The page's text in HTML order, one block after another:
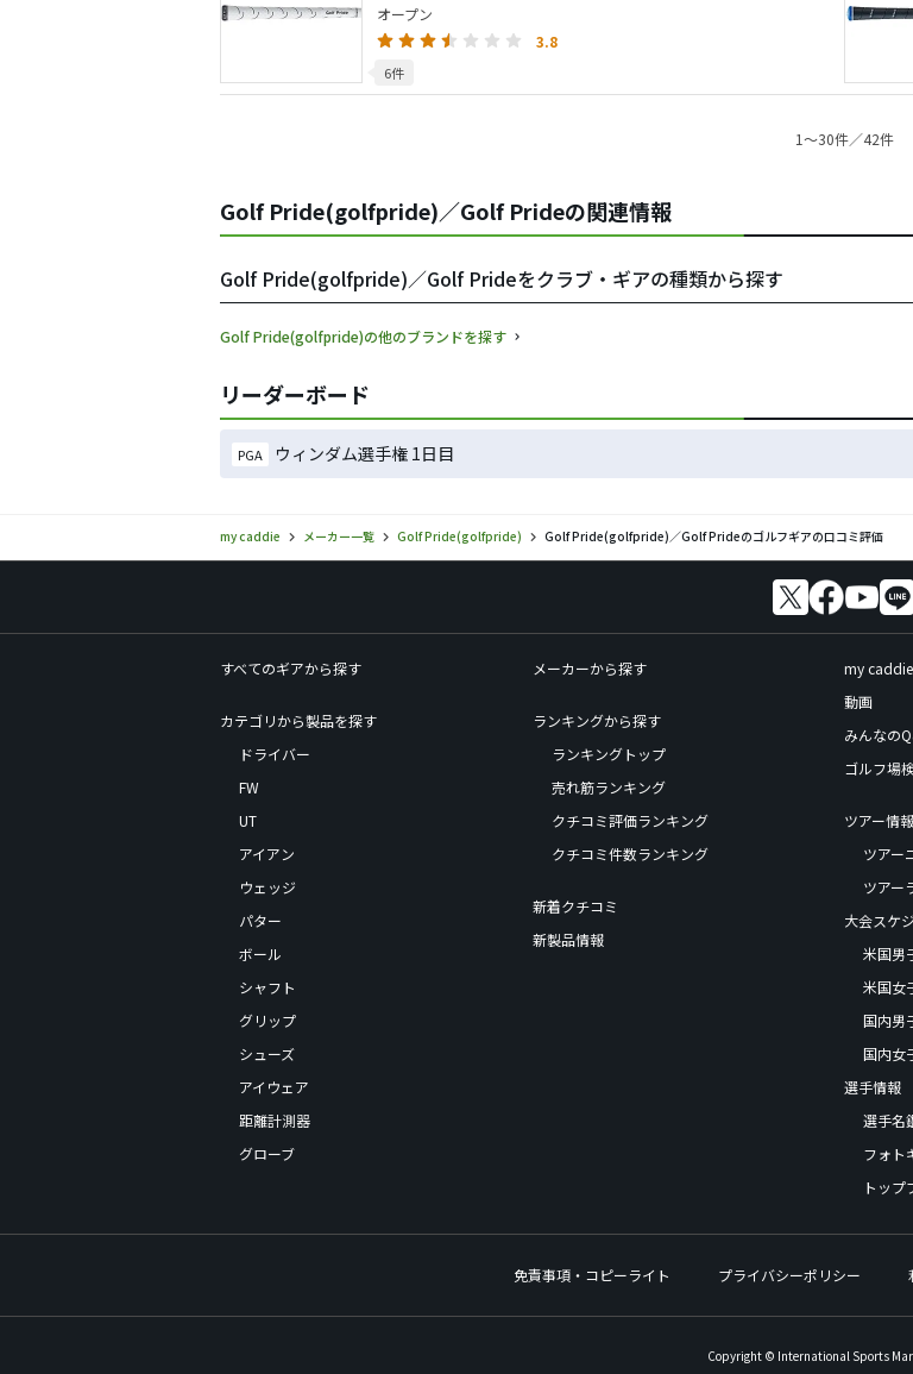
オープン
3.8
6件
1〜30件／42件
Golf Pride(golfpride)／Golf Prideの関連情報
Golf Pride(golfpride)／Golf Prideをクラブ・ギアの種類から探す
Golf Pride(golfpride)の他のブランドを探す
リーダーボード
PGA ウィンダム選手権 1日目
my caddie メーカー一覧 Golf Pride(golfpride) Golf Pride(golfpride)／Golf Prideのゴルフギアの口コミ評価
すべてのギアから探す
カテゴリから製品を探す
ドライバー
FW
UT
アイアン
ウェッジ
パター
ボール
シャフト
グリップ
シューズ
アイウェア
距離計測器
グローブ
メーカーから探す
ランキングから探す
ランキングトップ
売れ筋ランキング
クチコミ評価ランキング
クチコミ件数ランキング
新着クチコミ
新製品情報
my
動画
みんなの
ゴルフ場
ツアー情報
ツアー
ツアー
大会スケ
米国男
米国女
国内男
国内女
選手情報
選手名
フォト
トップ
免責事項・コピーライト プライバシーポリシー
Copyright © International Sports